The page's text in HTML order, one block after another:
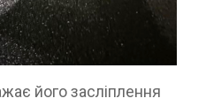
його засліплення